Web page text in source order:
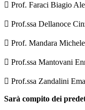
 Prof. Faraci Biagio
 Prof.ssa Dellanoce
 Prof. Mandara Michele
 Prof.ssa Mantovani
 Prof.ssa Zandalini
Sarà compito dei